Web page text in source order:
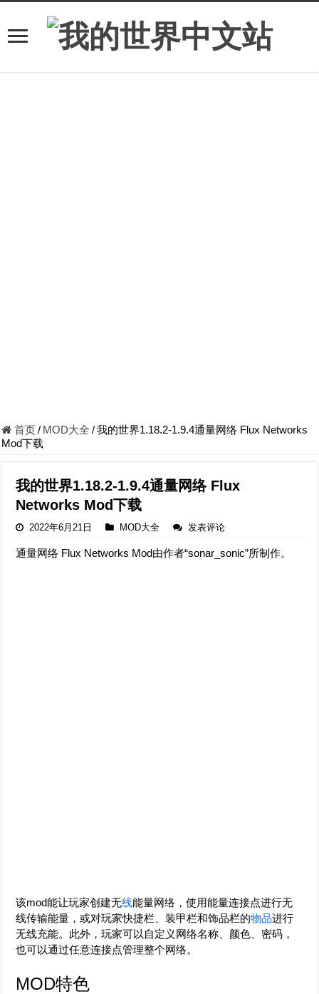
首页/ MOD大全 /我的世界1.18.2-1.9.4通量网络 Flux Networks
Mod下载
我的世界1.18.2-1.9.4通量网络 Flux
Networks Mod下载
2022年6月21日 MOD大全 发表评论
通量网络 Flux Networks Mod由作者“sonar_sonic”所制作。
该mod能让玩家创建无线能量网络，使用能量连接点进行无
线传输能量，或对玩家快捷栏、装甲栏和饰品栏的物品进行
无线充能。此外，玩家可以自定义网络名称、颜色、密码，
也可以通过任意连接点管理整个网络。
MOD特色